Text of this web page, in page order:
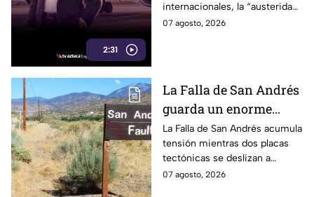
2:31
internacionales, la “austeridad”
de la 4T parece tener una
07 agosto, 2026
La Falla de San Andrés
guarda un enorme
peligro: estos datos
explican el temor
científico
La Falla de San Andrés acumula
tensión mientras dos placas
tectónicas se deslizan a
centímetros por año. Estos
07 agosto, 2026